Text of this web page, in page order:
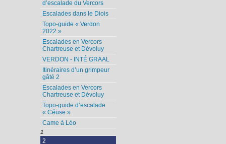
d’escalade du Vercors
Escalades dans le Diois
Topo-guide « Verdon
2022 »
Escalades en Vercors
Chartreuse et Dévoluy
VERDON - INTÉ’GRAAL
Itinéraires d’un grimpeur
gâté 2
Escalades en Vercors
Chartreuse et Dévoluy
Topo-guide d’escalade
« Céüse »
Came à Léo
1
2